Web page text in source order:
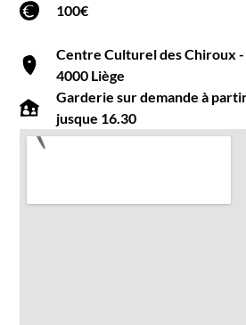
100€
Centre Culturel des Chiroux -
4000 Liège
Garderie sur demande à
jusque 16.30